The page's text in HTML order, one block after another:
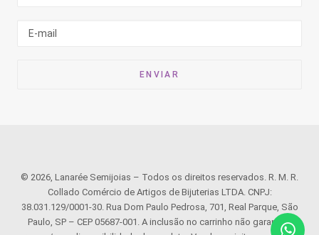
© 2026, Lanarée Semijoias – Todos os direitos reservados. R. M. R.
Collado Comércio de Artigos de Bijuterias LTDA. CNPJ:
38.031.129/0001-30. Rua Dom Paulo Pedrosa, 701, Real Parque, São
Paulo, SP – CEP 05687-001. A inclusão no carrinho não garante o